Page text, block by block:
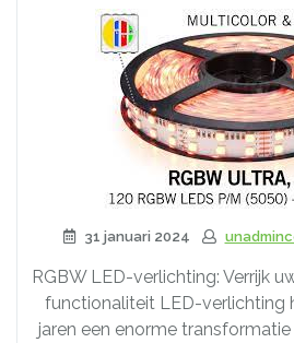
31 januari 2024
RGBW LED-verlichting: Verrijk
functionaliteit LED-verlichting
jaren een enorme